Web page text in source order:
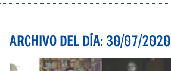
ARCHIVO DEL DÍA: 30/07/2020